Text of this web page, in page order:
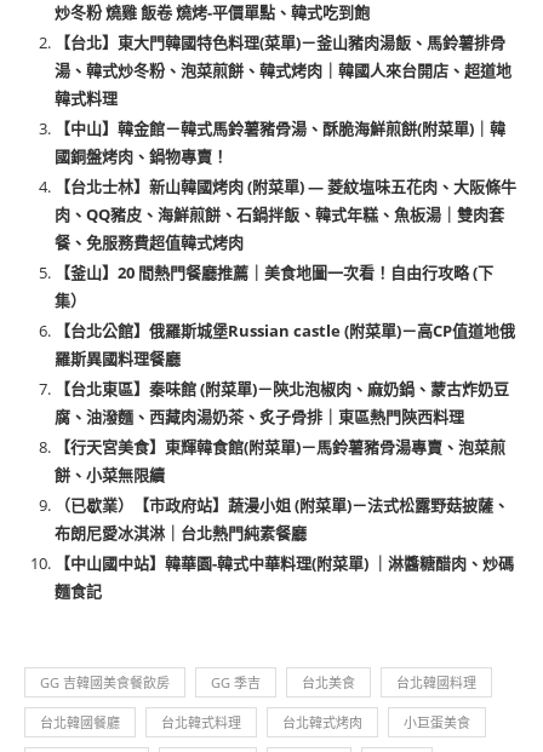
炒冬粉 燒雞 飯卷 燒烤-平價單點、韓式吃到飽
【台北】東大門韓國特色料理(菜單)－釜山豬肉湯飯、馬鈴薯排骨
湯、韓式炒冬粉、泡菜煎餅、韓式烤肉｜韓國人來台開店、超道地
韓式料理
【中山】韓金館－韓式馬鈴薯豬骨湯、酥脆海鮮煎餅(附菜單)｜韓
國銅盤烤肉、鍋物專賣！
【台北士林】新山韓國烤肉 (附菜單) — 菱紋塩味五花肉、大阪條牛
肉、QQ豬皮、海鮮煎餅、石鍋拌飯、韓式年糕、魚板湯｜雙肉套
餐、免服務費超值韓式烤肉
【釜山】20 間熱門餐廳推薦｜美食地圖一次看！自由行攻略 (下
集）
【台北公館】俄羅斯城堡Russian castle (附菜單)－高CP值道地俄
羅斯異國料理餐廳
【台北東區】秦味館 (附菜單)－陝北泡椒肉、麻奶鍋、蒙古炸奶豆
腐、油潑麵、西藏肉湯奶茶、炙子骨排｜東區熱門陝西料理
【行天宮美食】東輝韓食館(附菜單)－馬鈴薯豬骨湯專賣、泡菜煎
餅、小菜無限續
（已歇業）【市政府站】蔬漫小姐 (附菜單)－法式松露野菇披薩、
布朗尼愛冰淇淋｜台北熱門純素餐廳
【中山國中站】韓華園-韓式中華料理(附菜單) ｜淋醬糖醋肉、炒碼
麵食記
GG 吉韓國美食餐飲房 GG 季吉 台北美食 台北韓國料理
台北韓國餐廳 台北韓式料理 台北韓式烤肉 小巨蛋美食